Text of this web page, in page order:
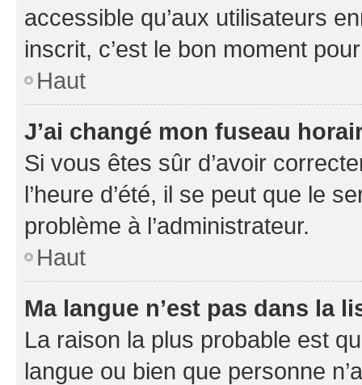
accessible qu’aux utilisateurs
inscrit, c’est le bon moment
Haut
J’ai changé mon fuseau
Si vous êtes sûr d’avoir
l’heure d’été, il se peut que le
problème à l’administrateur.
Haut
Ma langue n’est pas dans la
La raison la plus probable est
langue ou bien que personne